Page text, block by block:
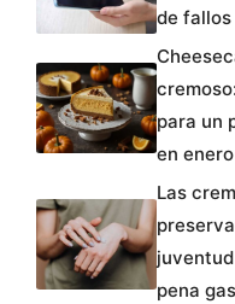
de
para un
en enero
Las
pena